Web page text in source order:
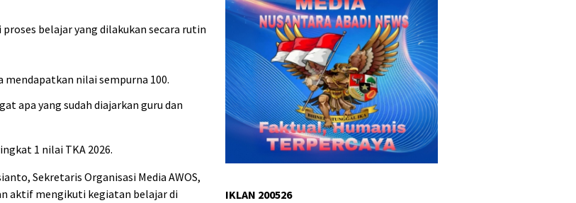
belajar yang dilakukan secara rutin
mendapatkan nilai sempurna 100.
apa yang sudah diajarkan guru dan
1 nilai TKA 2026.
Sekretaris Organisasi Media AWOS,
aktif mengikuti kegiatan belajar di
IKLAN 200526